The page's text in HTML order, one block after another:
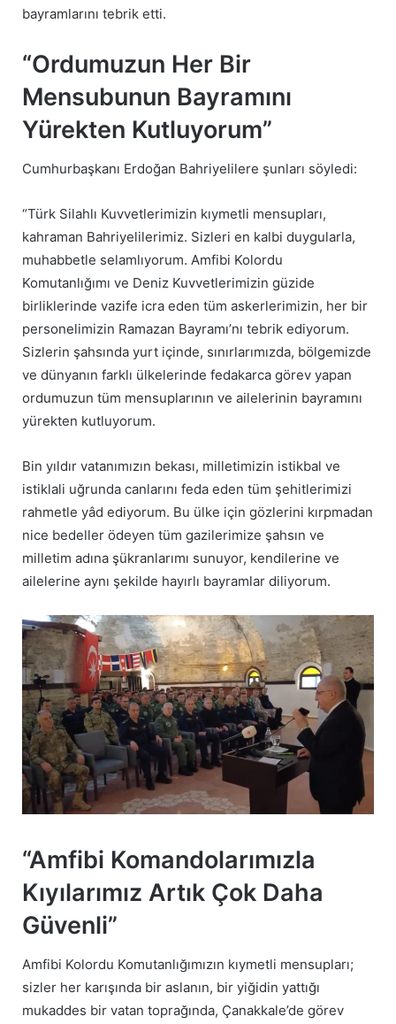
bayramlarını tebrik etti.
“Ordumuzun Her Bir
Mensubunun Bayramını
Yürekten Kutluyorum”
Cumhurbaşkanı Erdoğan Bahriyelilere şunları söyledi:
“Türk Silahlı Kuvvetlerimizin kıymetli mensupları,
kahraman Bahriyelilerimiz. Sizleri en kalbi duygularla,
muhabbetle selamlıyorum. Amfibi Kolordu
Komutanlığımı ve Deniz Kuvvetlerimizin güzide
birliklerinde vazife icra eden tüm askerlerimizin, her bir
personelimizin Ramazan Bayramı’nı tebrik ediyorum.
Sizlerin şahsında yurt içinde, sınırlarımızda, bölgemizde
ve dünyanın farklı ülkelerinde fedakarca görev yapan
ordumuzun tüm mensuplarının ve ailelerinin bayramını
yürekten kutluyorum.
Bin yıldır vatanımızın bekası, milletimizin istikbal ve
istiklali uğrunda canlarını feda eden tüm şehitlerimizi
rahmetle yâd ediyorum. Bu ülke için gözlerini kırpmadan
nice bedeller ödeyen tüm gazilerimize şahsın ve
milletim adına şükranlarımı sunuyor, kendilerine ve
ailelerine aynı şekilde hayırlı bayramlar diliyorum.
“Amfibi Komandolarımızla
Kıyılarımız Artık Çok Daha
Güvenli”
Amfibi Kolordu Komutanlığımızın kıymetli mensupları;
sizler her karışında bir aslanın, bir yiğidin yattığı
mukaddes bir vatan toprağında, Çanakkale’de görev